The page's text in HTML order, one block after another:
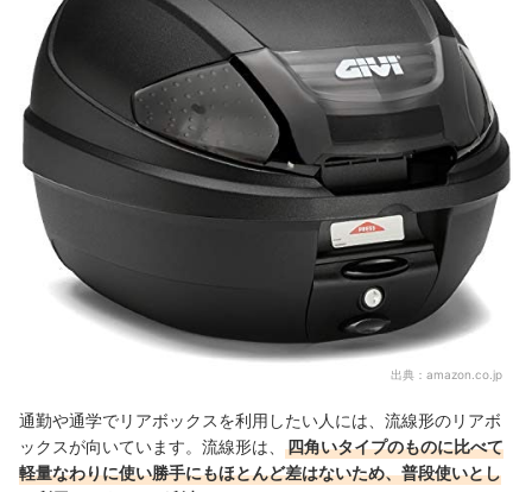
出典： amazon.co.jp
通勤や通学でリアボックスを利用したい人には、流線形のリアボ
ックスが向いています。流線形は、
四角いタイプのものに比べて
軽量なわりに使い勝手にもほとんど差はないため、普段使いとし